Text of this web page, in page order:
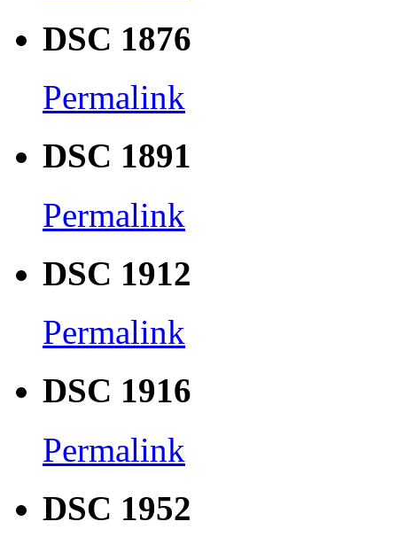
DSC 1876
Permalink
DSC 1891
Permalink
DSC 1912
Permalink
DSC 1916
Permalink
DSC 1952